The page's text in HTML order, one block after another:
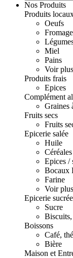
Nos Produits
Produits
Oeufs
Miel
Pains
Voir
Produits frais
Epices
Complément
Graines
Fruits secs
Fruits
Epicerie salée
Huile
Epices /
Bocaux
Farine
Voir
Epicerie sucrée
Sucre
Boissons
Café,
Bière
Maison et